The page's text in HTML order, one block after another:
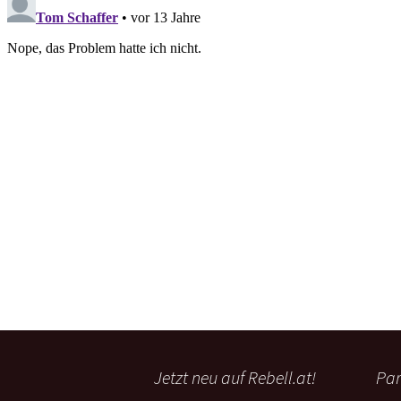
Jetzt neu auf Rebell.at!